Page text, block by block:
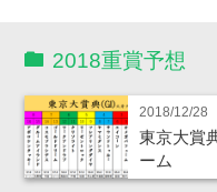
2018重賞予想
2018/12/28
東京大賞
ーム